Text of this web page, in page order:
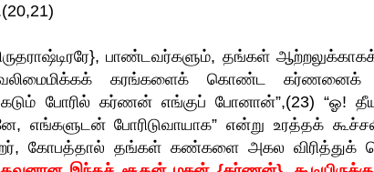
பாண்டவர்களும், தங்கள்
வலிமைமிக்கக் கரங்களைக் கொண்ட
கடும் போரில் கர்ணன் எங்குப் போனான்”,(23) “ஓ!
எங்களுடன் போரிடுவாயாக” என்று உரத்தக்
கோபத்தால் தங்கள் கண்களை அகல விரித்துக்